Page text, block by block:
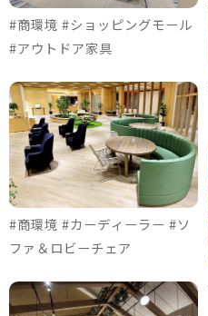
#商環境 #ショッピングモール
#アウトドア家具
#商環境 #カーディーラー #ソ
ファ＆ロビーチェア